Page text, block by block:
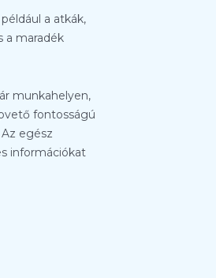
a atkák,
a maradék
munkahelyen,
fontosságú
egész
információkat